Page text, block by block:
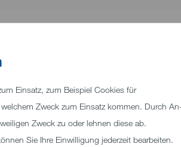
Einsatz, zum Beispiel Cookies für
Zweck zum Einsatz kommen. Durch
Zweck zu oder lehnen diese ab.
Sie Ihre Einwilligung jederzeit bearbeiten.
Traumberuf
17:00 und
Kontakt
Wir helfen